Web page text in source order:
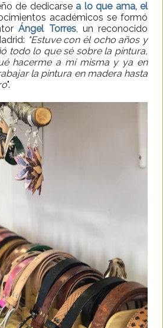
de dedicarsea lo que ama, el
académicos se formó
Ángel Torres, un reconocido
"Estuve con él ocho años y
todo lo que sé sobre la pintura,
hacerme a mí misma y ya en
la pintura en madera hasta
".